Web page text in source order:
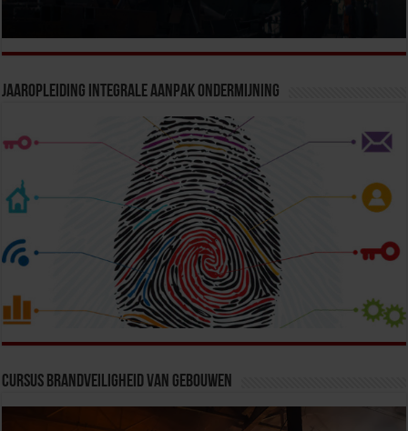
Jaaropleiding Integrale Aanpak Ondermijning
Cursus Brandveiligheid van Gebouwen